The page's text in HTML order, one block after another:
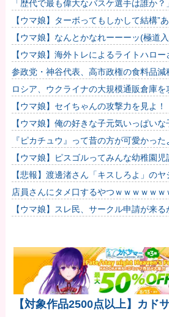
「歴代で最も偉大なバスケ選手は誰か
ル・ジョーダンが圧倒的な支持を集める
【ウマ娘】ターボってもしかして結構”あ
【ウマ娘】なんとかなれーーーッ(極道
【ウマ娘】海外トレによるライトハロ
参政党・神谷代表、高市政権の食料品減
一刀両断
ロシア、ウクライナの大規模通販倉庫
ズへの報復！
【ウマ娘】セイちゃんの攻撃力を見よ！
【ウマ娘】俺の好きな子元気いっぱい
る。←「元気OPPAIの間違いだろ…」
『ピカチュウ』って昔の方が可愛かった
【ウマ娘】ピスゴルってみんな幼稚園
ね他
【悲報】渡邊渚さん「キスしろよ」の
態に逆戻り
店員さんにタメ口するやつｗｗｗｗｗｗ
ｗｗｗｗｗｗｗｗｗ
【ウマ娘】スレ民、サークル申請が来
【対象作品2500点以上】カド